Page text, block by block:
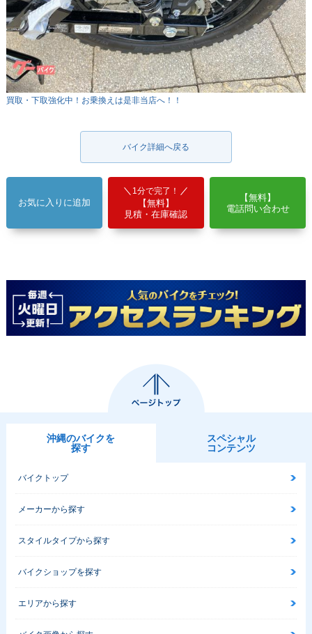
買取・下取強化中！お乗換えは是非当店へ！！
バイク詳細へ戻る
お気に入りに追加
1分で完了！
【無料】
見積・在庫確認
【無料】
電話問い合わせ
沖縄のバイクを
探す
スペシャル
コンテンツ
バイクトップ
メーカーから探す
スタイルタイプから探す
バイクショップを探す
エリアから探す